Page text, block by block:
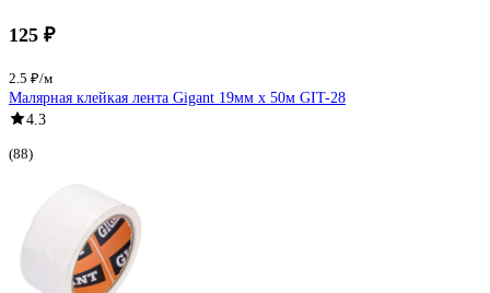
125 ₽
2.5 ₽/м
Малярная клейкая лента Gigant 19мм x 50м GIT-28
4.3
(88)